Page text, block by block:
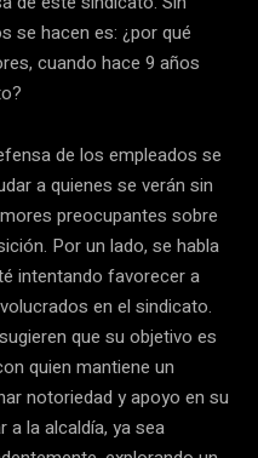
se hacen es: ¿por qué
cuando hace 9 años
de los empleados se
a quienes se verán sin
preocupantes sobre
Por un lado, se habla
intentando favorecer a
en el sindicato.
que su objetivo es
quien mantiene un
notoriedad y apoyo en su
a la alcaldía, ya sea